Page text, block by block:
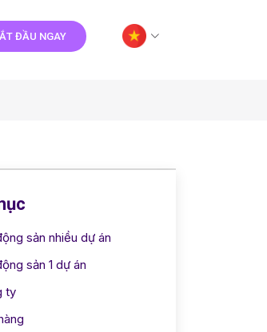
ĐẦU NGAY
sản nhiều dự án
sản 1 dự án
ty